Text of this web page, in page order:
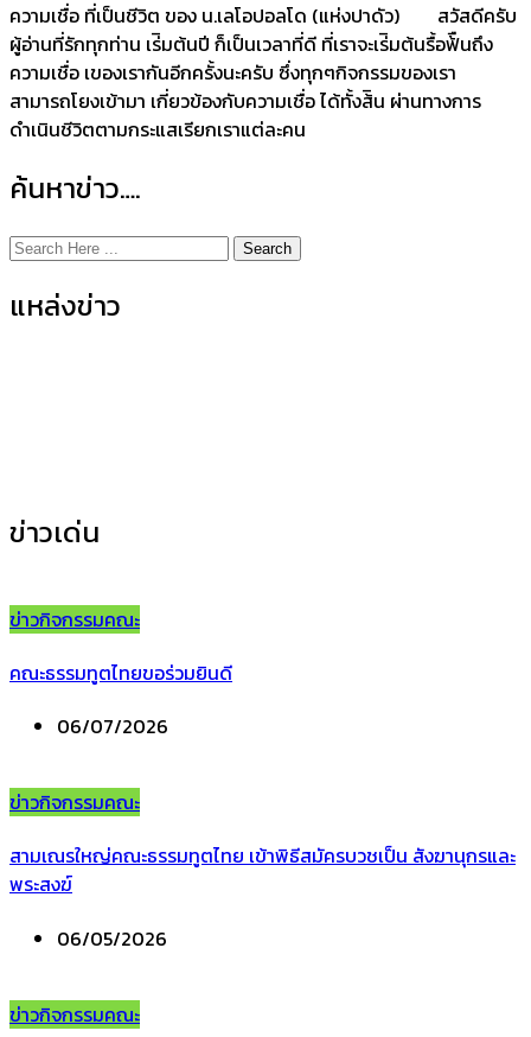
ความเชื่อ ที่เป็นชีวิต ของ น.เลโอปอลโด (แห่งปาดัว) สวัสดีครับ
ผู้อ่านที่รักทุกท่าน เร่ิมต้นปี ก็เป็นเวลาที่ดี ที่เราจะเร่ิมต้นรื้อฟ้ืนถึง
ความเชื่อ เของเรากันอีกครั้งนะครับ ซึ่งทุกๆกิจกรรมของเรา
สามารถโยงเข้ามา เกี่ยวข้องกับความเชื่อ ได้ทั้งส้ิน ผ่านทางการ
ดำเนินชีวิตตามกระแสเรียกเราแต่ละคน
ค้นหาข่าว….
Search
แหล่งข่าว
ข่าวเด่น
ข่าวกิจกรรมคณะ
คณะธรรมทูตไทยขอร่วมยินดี
06/07/2026
ข่าวกิจกรรมคณะ
สามเณรใหญ่คณะธรรมทูตไทย เข้าพิธีสมัครบวชเป็น สังฆานุกรและ
พระสงฆ์
06/05/2026
ข่าวกิจกรรมคณะ